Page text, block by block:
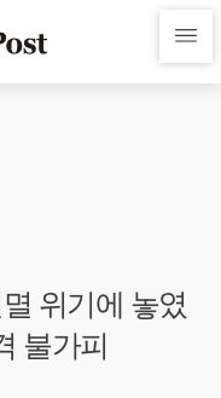
위기에 놓였
불가피